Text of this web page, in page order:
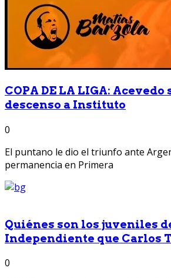
COPA DE LA LIGA:
descenso a Instituto
0
El puntano le dio el triunfo ante
permanencia en Primera
Quiénes son los juveniles
Independiente que Carlos
0